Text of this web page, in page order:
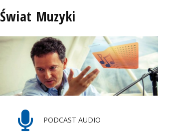
Świat Muzyki
PODCAST AUDIO